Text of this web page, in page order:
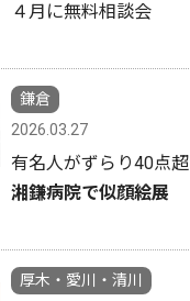
４月に無料相談会
鎌倉
2026.03.27
有名人がずらり40点超
湘鎌病院で似顔絵展
厚木・愛川・清川